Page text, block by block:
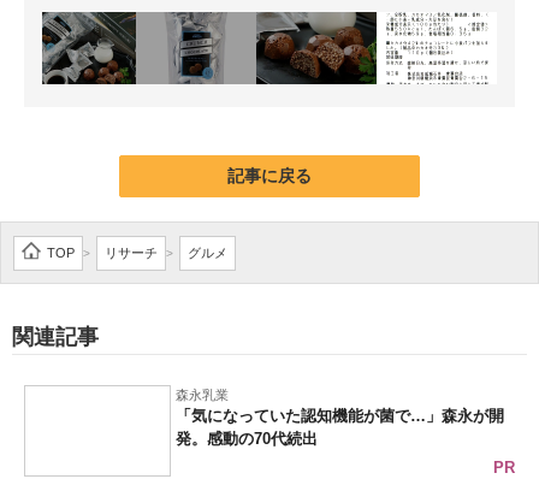
記事に戻る
TOP > リサーチ > グルメ
関連記事
森永乳業
「気になっていた認知機能が菌で…」森永が開
発。感動の70代続出
PR